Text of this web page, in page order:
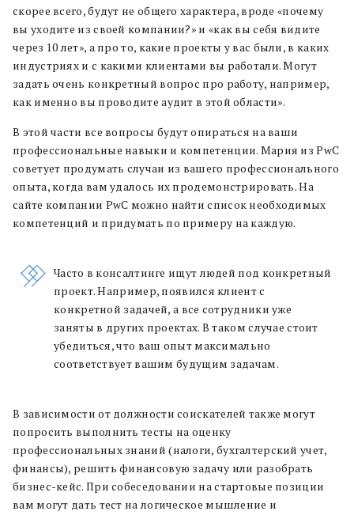
скорее всего, будут не общего характера, вроде«почему
вы уходите из своей компании?» и «как вы себя видите
через 10 лет», а про то, какие проекты у вас были, в каких
индустриях и с какими клиентами вы работали. Могут
задать очень конкретный вопрос про работу, например,
как именно вы проводите аудит в этой области».
В этой части все вопросы будут опираться на ваши
профессиональные навыки и компетенции. Мария из PwC
советует продумать случаи из вашего профессионального
опыта, когда вам удалось их продемонстрировать.На
сайте компании PwC можно найти список необходимых
компетенций и придумать по примеру на каждую.
Часто в консалтинге ищут людей под конкретный
проект. Например, появился клиент с
конкретной задачей, а все сотрудники уже
заняты в других проектах. В таком случае стоит
убедиться, что ваш опыт максимально
соответствует вашим будущим задачам.
В зависимости от должности соискателей также могут
попросить выполнить тесты на оценку
профессиональных знаний (налоги, бухгалтерский учет,
финансы), решить финансовую задачу или разобрать
бизнес-кейс. При собеседовании на стартовые позиции
вам могут дать тест на логическое мышление и